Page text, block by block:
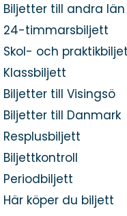
Biljetter till andra län
24-timmarsbiljett
Skol- och
Klassbiljett
Biljetter till Visingsö
Biljetter till Danmark
Resplusbiljett
Biljettkontroll
Periodbiljett
Här köper du biljett